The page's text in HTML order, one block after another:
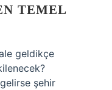
TEMEL
geldikçe
şehir